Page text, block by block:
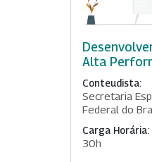
Alta
Conteudista:
Secretaria
Federal do
Carga Horária:
30h